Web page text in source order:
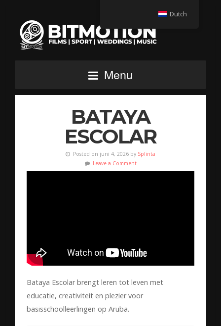
Menu
BATAYA
ESCOLAR
Posted on juni 4, 2026 by Splinta
Leave a Comment
Bataya Escolar brengt leren tot leven met
educatie, creativiteit en plezier voor
basisschoolleerlingen op Aruba.
Dutch